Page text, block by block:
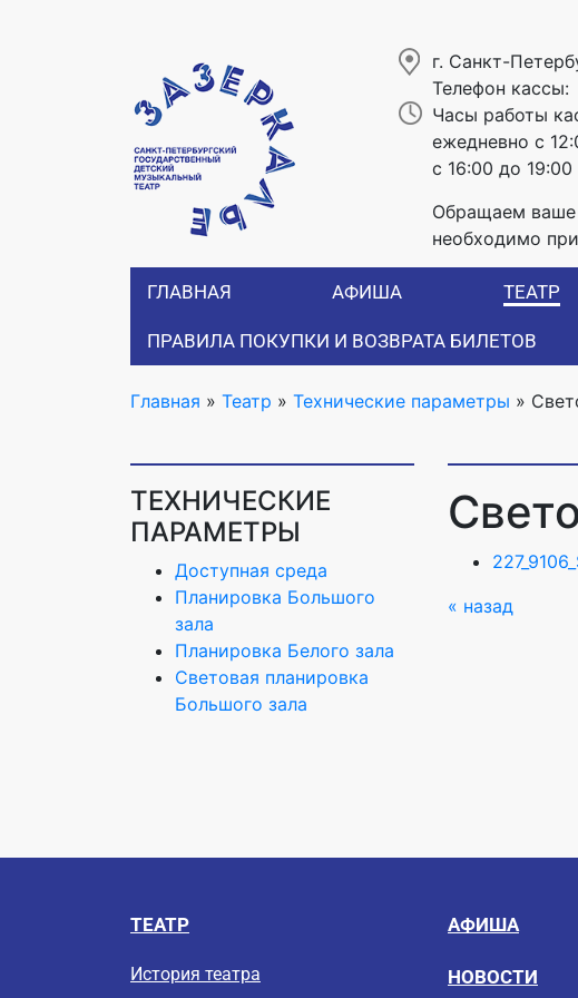
г. Санкт-
Телефон кассы:
Часы работы
ежедневно с
с 16:00 до 19:00
Обращаем ваше
необходимо
ГЛАВНАЯ АФИША ТЕАТР
ПРАВИЛА ПОКУПКИ И ВОЗВРАТА БИЛЕТОВ
Главная » Театр » Технические параметры »
ТЕХНИЧЕСКИЕ
ПАРАМЕТРЫ
Доступная среда
Планировка Большого
зала
Планировка Белого зала
Световая планировка
Большого зала
« назад
ТЕАТР
История театра
АФИША
НОВОСТИ